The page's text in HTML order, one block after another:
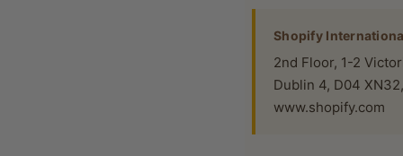
Shopify
2nd Floor, 1-2
Dublin 4, D04
www.shopify.com